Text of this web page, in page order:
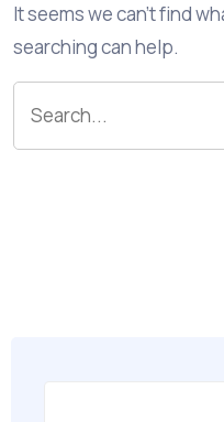
It seems we can’t find
searching can help.